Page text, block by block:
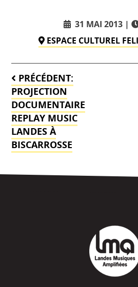
31 MAI 2013
ESPACE CULTUREL
Navigation
de
l’article
PRÉCÉDENT:
PROJECTION
DOCUMENTAIRE
REPLAY MUSIC
LANDES À
BISCARROSSE